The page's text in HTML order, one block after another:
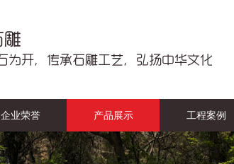
企业荣誉 产品展示 工程案例